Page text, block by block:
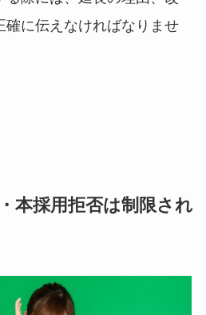
確に伝えなければなりませ
本採用拒否は制限され